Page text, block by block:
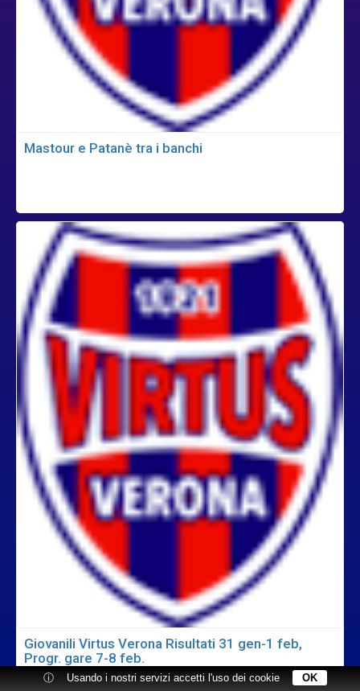
Mastour e Patanè tra i banchi
Giovanili Virtus Verona Risultati 31 gen-1 feb,
Progr. gare 7-8 feb.
ⓘ Usando i nostri servizi accetti l'uso dei cookie OK